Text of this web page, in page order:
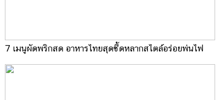
7 เมนูผัดพริกสด อาหารไทยสุดซี้ดหลากสไตล์อร่อยพ่นไฟ